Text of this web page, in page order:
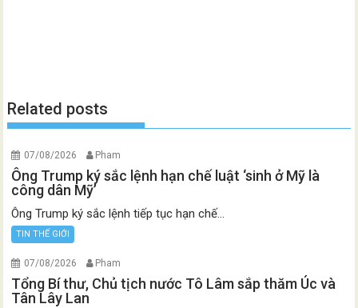
Related posts
07/08/2026 Pham
Ông Trump ký sắc lệnh hạn chế luật ‘sinh ở Mỹ là
công dân Mỹ’
Ông Trump ký sắc lệnh tiếp tục hạn chế...
TIN THẾ GIỚI
07/08/2026 Pham
Tổng Bí thư, Chủ tịch nước Tô Lâm sắp thăm Úc và
Tân Lây Lan